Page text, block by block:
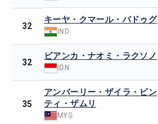
32
キーヤ・クマール・バドゥグ
IND
32
ビアンカ・ナオミ・ラクソノ
IDN
35
アンバーリー・ザイラ・ビン
ティ・ザムリ
MYS